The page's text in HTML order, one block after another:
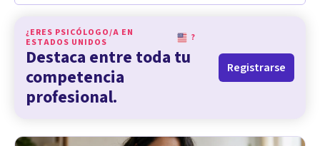
¿ERES PSICÓLOGO/A EN
ESTADOS UNIDOS
?
Destaca entre toda tu
competencia
profesional.
Registrarse